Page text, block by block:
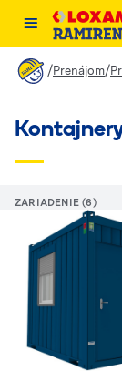
/Prenájom/
ZARIADENIE (6)